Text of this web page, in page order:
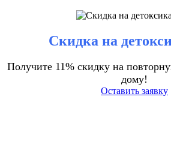
Скидка на
Получите 11% скидку на
дому!
Оставить заявку